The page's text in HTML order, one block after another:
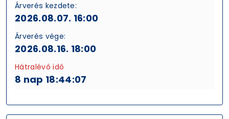
Árverés kezdete:
2026.08.07. 16:00
Árverés vége:
2026.08.16. 18:00
Hátralévő idő
8 nap 18:44:06